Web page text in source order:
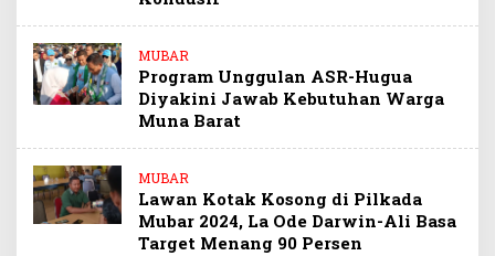
MUBAR
Program Unggulan ASR-Hugua
Diyakini Jawab Kebutuhan Warga
Muna Barat
MUBAR
Lawan Kotak Kosong di Pilkada
Mubar 2024, La Ode Darwin-Ali Basa
Target Menang 90 Persen